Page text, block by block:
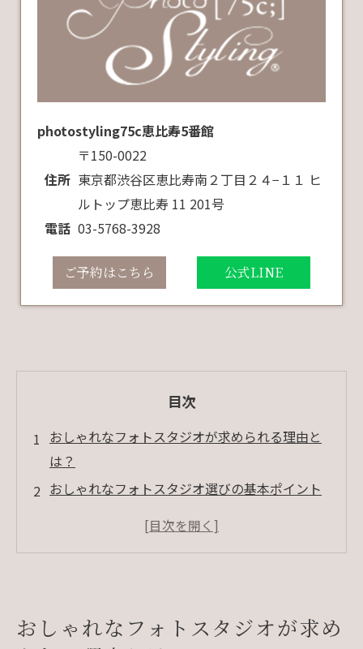
photostyling75c恵比寿5番館
住所
〒150-0022
東京都渋谷区恵比寿南２丁目２４−１１ ヒ
ルトップ恵比寿 11 201号
電話 03-5768-3928
ご予約はこちら 公式LINE
目次
おしゃれなフォトスタジオが求められる理由と
は？
おしゃれなフォトスタジオ選びの基本ポイント
撮影シーン別、最適なフォトスタジオの選び方
会社概要
おしゃれなフォトスタジオが求め